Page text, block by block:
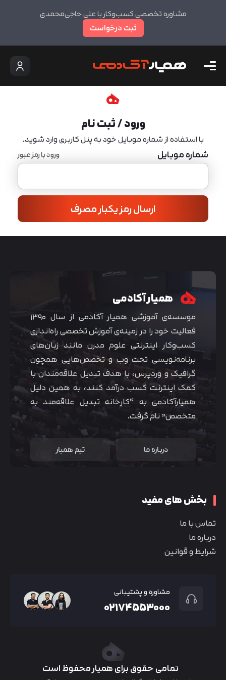
مشاوره تخصصی کسب‌وکار با علی حاجی‌محمدی
ثبت درخواست
ورود / ثبت نام
با استفاده از شماره موبایل خود به پنل کاربری وارد شوید.
شماره موبایل ورود با رمز عبور
ارسال رمز یکبار مصرف
همیار آکادمی
موسسه‌ی آموزشی همیار آکادمی از سال ۱۳۹۰
فعالیت خود را در زمینه‌ی آموزش تخصصی راه‌اندازی
کسب‌و‌کار اینترنتی علوم مدرن مانند زبان‌های
برنامه‌نویسی تحت وب و تخصص‌هایی همچون
گرافیک و وردپرس، با هدف تبدیل علاقه‌مندان با
کمک اینترنت کسب درآمد کنند، به همین دلیل
همیارآکادمی به “کارخانه تبدیل علاقه‌مند به
متخصص” نام گرفت.
درباره ما تیم همیار
بخش های مفید
تماس با ما
درباره ما
شرایط و قوانین
مشاوره و پشتیبانی
۰۲۱۷۴۵۵۳۰۰۰
تمامی حقوق برای همیار محفوظ است
متوجه شدم